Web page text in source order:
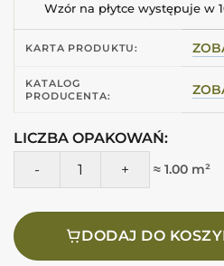
Wzór na płytce występuje w
KARTA PRODUKTU:
KATALOG
PRODUCENTA:
LICZBA OPAKOWAŃ:
ilość Peronda Fs TEMPLE
≈ 1.00 m²
DODAJ DO